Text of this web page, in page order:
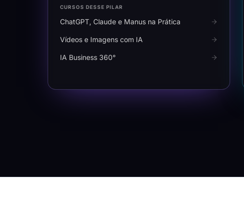
CURSOS DESSE PILAR
ChatGPT, Claude e Manus na Prática
Vídeos e Imagens com IA
IA Business 360°